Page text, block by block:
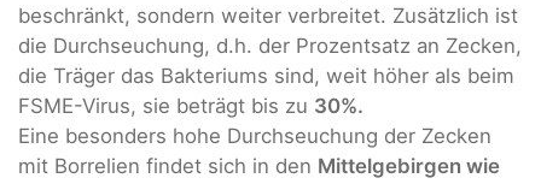
beschränkt, sondern weiter verbreitet. Zusätzlich ist
die Durchseuchung, d.h. der Prozentsatz an Zecken,
die Träger das Bakteriums sind, weit höher als beim
FSME-Virus, sie beträgt bis zu 30%.
Eine besonders hohe Durchseuchung der Zecken
mit Borrelien findet sich in den Mittelgebirgen wie